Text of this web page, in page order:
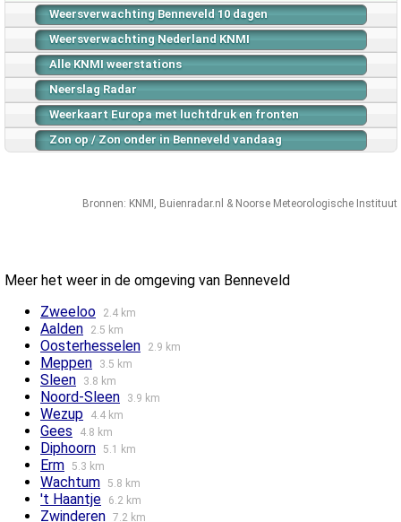
Weersverwachting Benneveld 10 dagen
Weersverwachting Nederland KNMI
Alle KNMI weerstations
Neerslag Radar
Weerkaart Europa met luchtdruk en fronten
Zon op / Zon onder in Benneveld vandaag
Bronnen: KNMI , Buienradar.nl & Noorse Meteorologische Instituut
Meer het weer in de omgeving van Benneveld
Zweeloo
2.4 km
Aalden 2.5 km
Oosterhesselen 2.9 km
Meppen 3.5 km
Sleen 3.8 km
Noord-Sleen 3.9 km
Wezup 4.4 km
Gees 4.8 km
Diphoorn 5.1 km
Erm 5.3 km
Wachtum 5.8 km
't Haantje 6.2 km
Zwinderen 7.2 km